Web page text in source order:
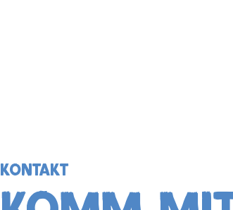
KONTAKT